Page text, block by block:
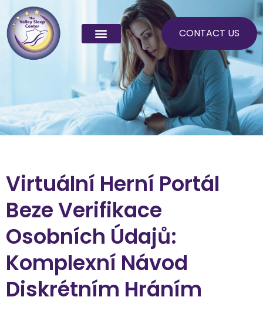
content
CONTACT US
Virtuální Herní Portál
Beze Verifikace
Osobních Údajů:
Komplexní Návod
Diskrétním Hráním